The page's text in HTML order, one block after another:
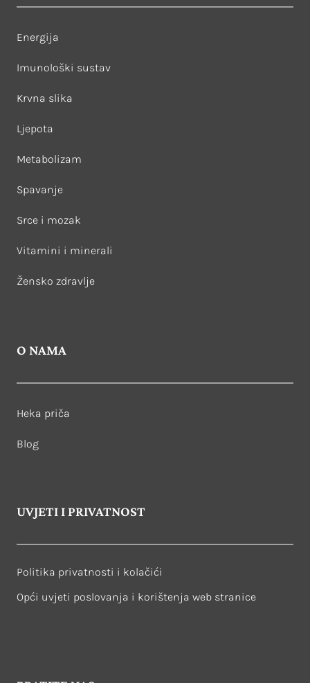
Energija
Imunološki sustav
Krvna slika
Ljepota
Metabolizam
Spavanje
Srce i mozak
Vitamini i minerali
Žensko zdravlje
O NAMA
Heka priča
Blog
UVJETI I PRIVATNOST
Politika privatnosti i kolačići
Opći uvjeti poslovanja i korištenja web stranice